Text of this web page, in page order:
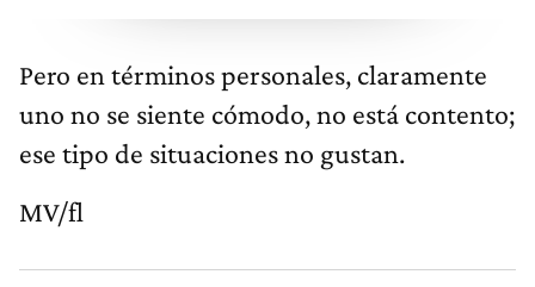
Pero en términos personales, claramente
uno no se siente cómodo, no está contento;
ese tipo de situaciones no gustan.
MV/fl